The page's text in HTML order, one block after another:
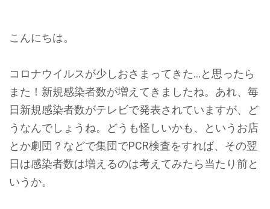
こんにちは。
コロナウイルスが少しおさまってきた…と思ったら
また！新規感染者数が増えてきましたね。あれ、毎
日新規感染者数がテレビで発表されていますが、ど
うなんでしょうね。どうも怪しいかも、というお店
とか劇団？などで集団でPCR検査をすれば、その翌
日は感染者数は増えるのは考えてみたら当たり前と
いうか。